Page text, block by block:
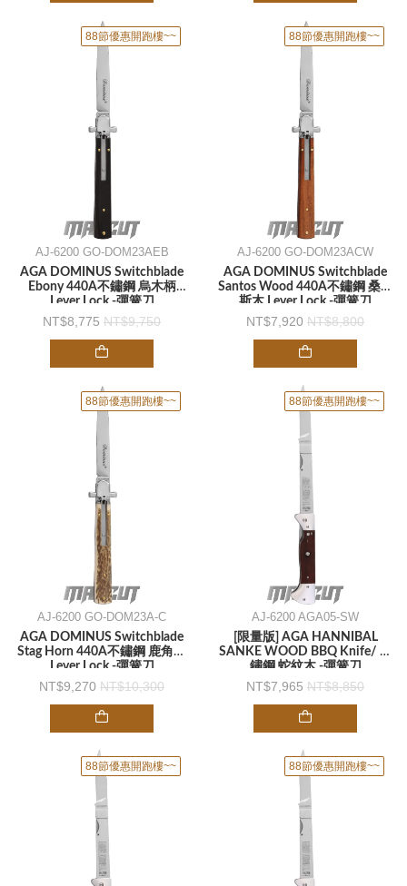
88節優惠開跑樓~~
AJ-6200 GO-DOM23AEB
AGA DOMINUS Switchblade
Ebony 440A不鏽鋼 烏木柄
Lever Lock -彈簧刀
8,775 9,750
88節優惠開跑樓~~
AJ-6200 GO-DOM23ACW
AGA DOMINUS Switchblade
Santos Wood 440A不鏽鋼 桑托
斯木 Lever Lock -彈簧刀
7,920 8,800
88節優惠開跑樓~~
AJ-6200 GO-DOM23A-C
AGA DOMINUS Switchblade
Stag Horn 440A不鏽鋼 鹿角柄
Lever Lock -彈簧刀
9,270 10,300
88節優惠開跑樓~~
AJ-6200 AGA05-SW
[限量版] AGA HANNIBAL
SANKE WOOD BBQ Knife/ 不
鏽鋼 蛇紋木 -彈簧刀
7,965 8,850
88節優惠開跑樓~~ 88節優惠開跑樓~~